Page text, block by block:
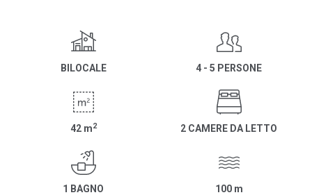
BILOCALE 4 - 5 PERSONE
42 m2 2 CAMERE DA LETTO
1 BAGNO 100 m